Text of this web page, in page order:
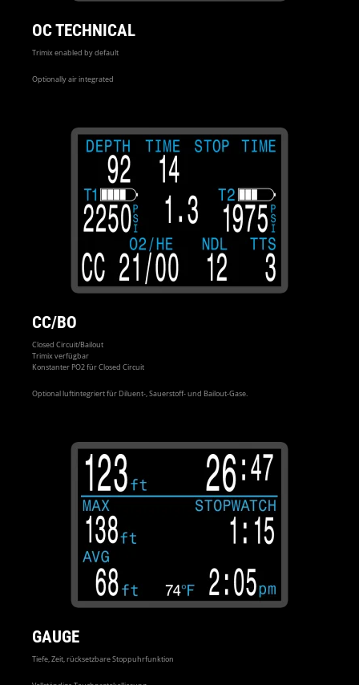
OC TECHNICAL
Trimix enabled by default
Optionally air integrated
CC/BO
Closed Circuit/Bailout
Trimix verfügbar
Konstanter PO2 für Closed Circuit
Optional luftintegriert für Diluent-, Sauerstoff- und Bailout-Gase.
GAUGE
Tiefe, Zeit, rücksetzbare Stoppuhrfunktion